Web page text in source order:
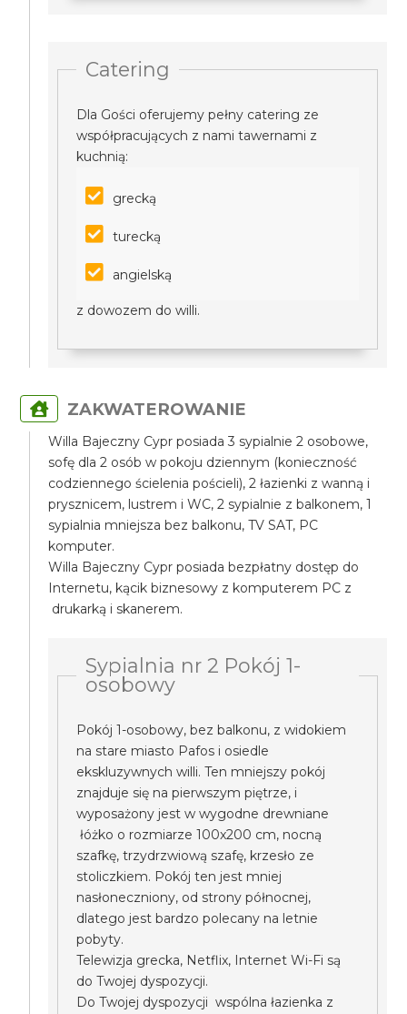
Catering
Dla Gości oferujemy pełny catering ze
współpracujących z nami tawernami z
kuchnią:
grecką
turecką
angielską
z dowozem do willi.
ZAKWATEROWANIE
Willa Bajeczny Cypr posiada 3 sypialnie 2 osobowe,
sofę dla 2 osób w pokoju dziennym (konieczność
codziennego ścielenia pościeli), 2 łazienki z wanną i
prysznicem, lustrem i WC, 2 sypialnie z balkonem, 1
sypialnia mniejsza bez balkonu, TV SAT, PC
komputer.
Willa Bajeczny Cypr posiada bezpłatny dostęp do
Internetu, kącik biznesowy z komputerem PC z
drukarką i skanerem.
Sypialnia nr 2 Pokój 1-
osobowy
Pokój 1-osobowy, bez balkonu, z widokiem
na stare miasto Pafos i osiedle
ekskluzywnych willi. Ten mniejszy pokój
znajduje się na pierwszym piętrze, i
wyposażony jest w wygodne drewniane
łóżko o rozmiarze 100x200 cm, nocną
szafkę, trzydrzwiową szafę, krzesło ze
stoliczkiem. Pokój ten jest mniej
nasłoneczniony, od strony północnej,
dlatego jest bardzo polecany na letnie
pobyty.
Telewizja grecka, Netflix, Internet Wi-Fi są
do Twojej dyspozycji.
Do Twojej dyspozycji wspólna łazienka z